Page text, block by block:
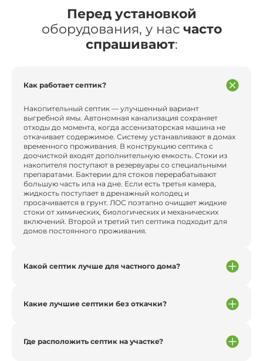
Перед установкой
оборудования, у нас часто
спрашивают:
Как работает септик?
Накопительный септик — улучшенный вариант
выгребной ямы. Автономная канализация сохраняет
отходы до момента, когда ассенизаторская машина не
откачивает содержимое. Систему устанавливают в домах
временного проживания. В конструкцию септика с
доочисткой входят дополнительную емкость. Стоки из
накопителя поступают в резервуары со специальными
препаратами. Бактерии для стоков перерабатывают
большую часть ила на дне. Если есть третья камера,
жидкость поступает в дренажный колодец и
просачивается в грунт. ЛОС поэтапно очищает жидкие
стоки от химических, биологических и механических
включений. Второй и третий тип септика подходит для
домов постоянного проживания.
Какой септик лучше для частного дома?
Какие лучшие септики без откачки?
Где расположить септик на участке?